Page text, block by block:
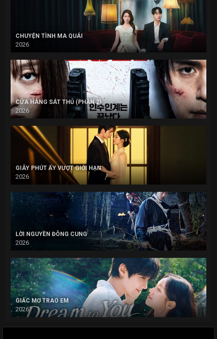
CHUYỆN TÌNH MA QUÁI
2026
CỬA HÀNG SÁT THỦ (PHẦN 2)
2026
GIÂY PHÚT ẤY VƯỢT GIỚI HẠN
2026
LỜI NGUYỀN ĐÔNG CUNG
2026
GIẤC MƠ TRAO EM
2026